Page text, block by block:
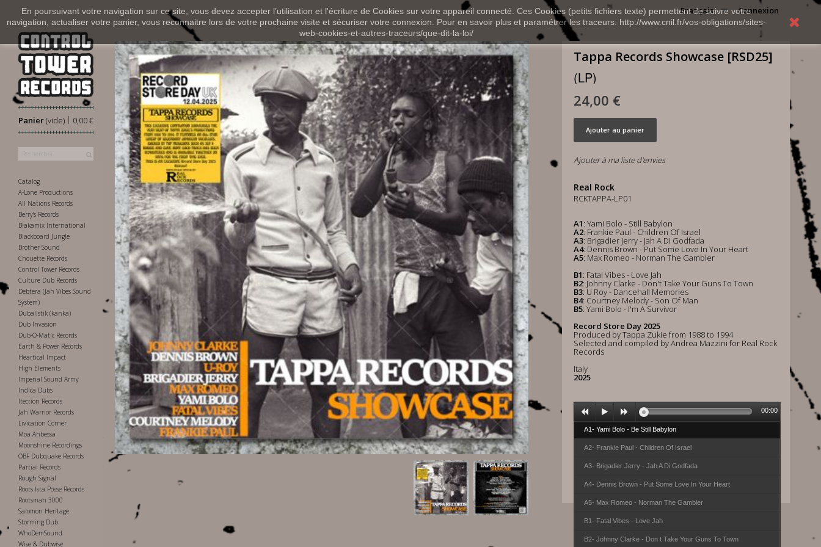
En poursuivant votre navigation sur ce site, vous devez accepter l’utilisation et l'écriture de Cookies sur votre appareil connecté. Ces Cookies (petits fichiers texte) permettent de suivre votre
navigation, actualiser votre panier, vous reconnaitre lors de votre prochaine visite et sécuriser votre connexion. Pour en savoir plus et paramétrer les traceurs: http://www.cnil.fr/vos-obligations/sites-
web-cookies-et-autres-traceurs/que-dit-la-loi/
Connexion
Français
Panier 0,00 €
|
(vide)
Catalog
A-Lone Productions
All Nations Records
Berry's Records
Blakamix International
Blackboard Jungle
Brother Sound
Chouette Records
Control Tower Records
Culture Dub Records
Debtera (Jah Vibes Sound
System)
Dubalistik (kanka)
Dub Invasion
Dub-O-Matic Records
Earth & Power Records
Heartical Impact
High Elements
Imperial Sound Army
Indica Dubs
Itection Records
Jah Warrior Records
Livication Corner
Moa Anbessa
Moonshine Recordings
OBF Dubquake Records
Partial Records
Rough Signal
Roots Ista Posse Records
Rootsman 3000
Salomon Heritage
Storming Dub
WhoDemSound
Wise & Dubwise
Tappa Records Showcase [RSD25]
(LP)
24,00 €
Ajouter au panier
Ajouter à ma liste d'envies
Real Rock
RCKTAPPA-LP01
A1: Yami Bolo - Still Babylon
A2: Frankie Paul - Children Of Israel
A3: Brigadier Jerry - Jah A Di Godfada
A4: Dennis Brown - Put Some Love In Your Heart
A5: Max Romeo - Norman The Gambler
B1: Fatal Vibes - Love Jah
B2: Johnny Clarke - Don't Take Your Guns To Town
B3: U Roy - Dancehall Memories
B4: Courtney Melody - Son Of Man
B5: Yami Bolo - I'm A Survivor
Record Store Day 2025
Produced by Tappa Zukie from 1988 to 1994
Selected and compiled by Andrea Mazzini for Real Rock
Records
Italy
2025
A1- Yami Bolo - Be Still Babylon
A2- Frankie Paul - Children Of Israel
A3- Brigadier Jerry - Jah A Di Godfada
A4- Dennis Brown - Put Some Love In Your Heart
A5- Max Romeo - Norman The Gambler
B1- Fatal Vibes - Love Jah
B2- Johnny Clarke - Don t Take Your Guns To Town
00:00